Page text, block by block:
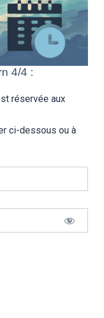
4/4 :
réservée aux
ci-dessous ou à